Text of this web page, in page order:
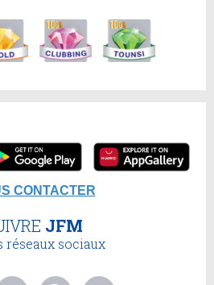
CONTACTER
JFM
réseaux sociaux